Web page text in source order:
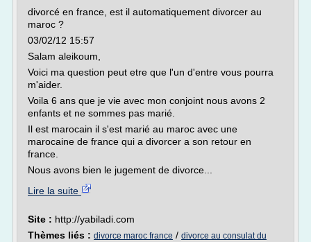
divorcé en france, est il automatiquement divorcer au
maroc ?
03/02/12 15:57
Salam aleikoum,
Voici ma question peut etre que l'un d'entre vous pourra
m'aider.
Voila 6 ans que je vie avec mon conjoint nous avons 2
enfants et ne sommes pas marié.
Il est marocain il s'est marié au maroc avec une
marocaine de france qui a divorcer a son retour en
france.
Nous avons bien le jugement de divorce...
Lire la suite
Site : http://yabiladi.com
Thèmes liés : divorce maroc france / divorce au consulat du